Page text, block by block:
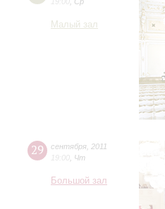
Малый зал
29 сентября 2011
19:00 Чт
Большой зал